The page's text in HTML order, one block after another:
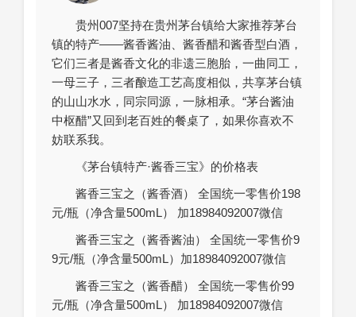
贵州007坚持在贵州茅台镇给大家推荐茅台
镇的特产——酱香酱油、酱香醋和酱香型白酒，
它们三者是酱香文化的非遗三胞胎，一曲同工，
一母三子，三者酿造工艺高度相似，共享茅台镇
的山山水水，同宗同源，一脉相承。“茅台酱油
中枢醋”又回到老百姓的餐桌了，如果你喜欢不
妨联系我。
《茅台镇特产·酱香三宝》的价格表
酱香三宝之（酱香酒） 全国统一零售价198
元/瓶（净含量500mL） 加18984092007微信
酱香三宝之（酱香酱油） 全国统一零售价9
9元/瓶（净含量500mL）加18984092007微信
酱香三宝之（酱香醋） 全国统一零售价99
元/瓶（净含量500mL） 加18984092007微信